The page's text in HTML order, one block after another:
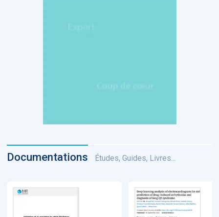
Documentations Études, Guides, Livres...